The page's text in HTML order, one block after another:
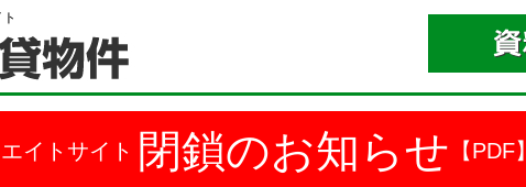
イトサイト 閉鎖のお知らせ 【PDF】